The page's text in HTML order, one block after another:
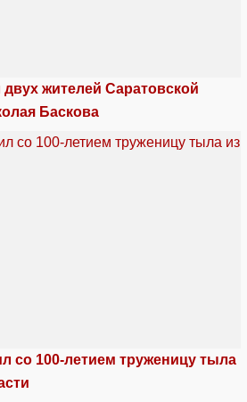
двух жителей Саратовской
Баскова
со 100-летием труженицу тыла